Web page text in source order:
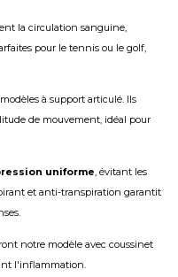
la circulation sanguine,
pour le tennis ou le golf,
à support articulé. Ils
de mouvement, idéal pour
uniforme, évitant les
et anti-transpiration garantit
notre modèle avec coussinet
l'inflammation.